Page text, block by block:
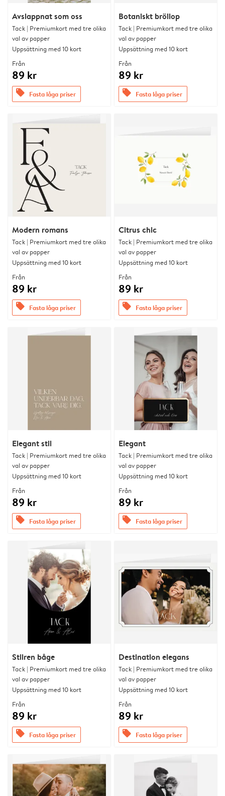
Avslappnat som oss
Tack | Premiumkort med tre olika
val av papper
Uppsättning med 10 kort
Från
89 kr
offers Fasta låga priser
Botaniskt bröllop
Tack | Premiumkort med tre olika
val av papper
Uppsättning med 10 kort
Från
89 kr
offers Fasta låga priser
Modern romans
Tack | Premiumkort med tre olika
val av papper
Uppsättning med 10 kort
Från
89 kr
offers Fasta låga priser
Citrus chic
Tack | Premiumkort med tre olika
val av papper
Uppsättning med 10 kort
Från
89 kr
offers Fasta låga priser
Elegant stil
Tack | Premiumkort med tre olika
val av papper
Uppsättning med 10 kort
Från
89 kr
offers Fasta låga priser
Elegant
Tack | Premiumkort med tre olika
val av papper
Uppsättning med 10 kort
Från
89 kr
offers Fasta låga priser
Stilren båge
Tack | Premiumkort med tre olika
val av papper
Uppsättning med 10 kort
Från
89 kr
offers Fasta låga priser
Destination elegans
Tack | Premiumkort med tre olika
val av papper
Uppsättning med 10 kort
Från
89 kr
offers Fasta låga priser